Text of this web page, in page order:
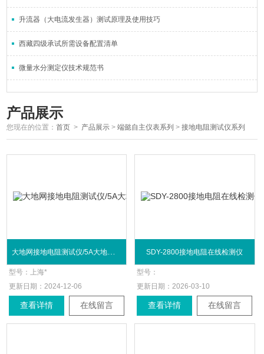
升流器（大电流发生器）测试原理及使用技巧
西藏四级承试所需设备配置清单
微量水分测定仪技术规范书
产品展示
您现在的位置：首页 > 产品展示 >端懿自主仪表系列 >接地电阻测试仪系列
型号：
上海*
更新日期： 2024-12-06
查看详情 在线留言
SDY-2800接地电阻在线检测仪
型号：
更新日期： 2026-03-10
查看详情 在线留言